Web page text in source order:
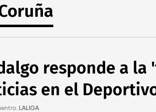
responde a
en el
. LALIGA